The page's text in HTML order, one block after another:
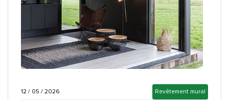
12 / 05 / 2026 Revêtement mural